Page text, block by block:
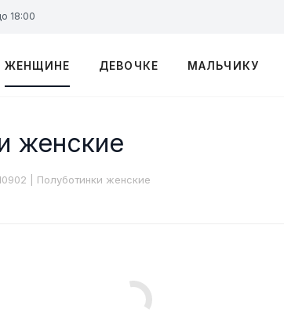
18:00
ЖЕНЩИНЕ ДЕВОЧКЕ МАЛЬЧИКУ
женские
| Полуботинки женские